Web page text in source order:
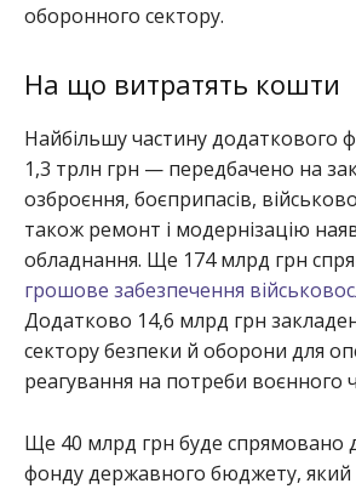
оборонного сектору.
На що витратять кошти
Найбільшу частину додаткового
1,3 трлн грн — передбачено на
озброєння, боєприпасів,
також ремонт і модернізацію
обладнання. Ще 174 млрд грн
грошове забезпечення
Додатково 14,6 млрд грн
сектору безпеки й оборони для
реагування на потреби воєнного
Ще 40 млрд грн буде спрямовано
фонду державного бюджету, який